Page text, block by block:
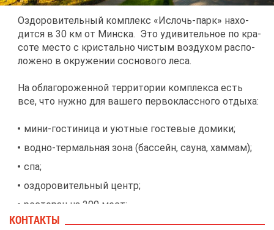
Оздо­ро­ви­тель­ный ком­плекс «Ис­лочь-парк» на­хо­
дит­ся в 30 км от Мин­ска. Это уди­ви­тель­ное по кра­
со­те ме­сто с кри­сталь­но чи­стым воз­ду­хом рас­по­
ло­же­но в окру­же­нии сос­но­во­го ле­са.
На обла­го­ро­жен­ной тер­ри­то­рии ком­плек­са есть
все, что нуж­но для ва­ше­го пер­во­класс­но­го от­ды­ха:
ми­ни-го­сти­ни­ца и уют­ные го­сте­вые до­ми­ки;
вод­но-тер­маль­ная зо­на (бас­сейн, сау­на, хам­мам);
спа;
оздо­ро­ви­тель­ный центр;
ре­сто­ран на 200 мест;
ка­фе на 40 че­ло­век;
КОН­ТАК­ТЫ